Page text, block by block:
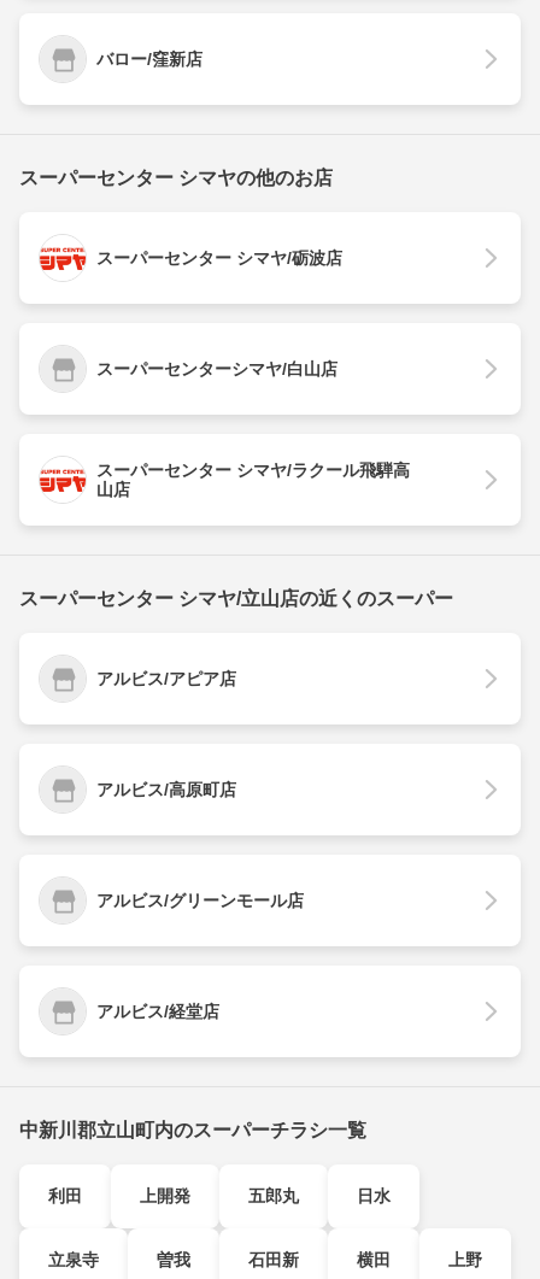
バロー/窪新店
スーパーセンター シマヤの他のお店
スーパーセンター シマヤ/砺波店
スーパーセンターシマヤ/白山店
スーパーセンター シマヤ/ラクール飛騨高
山店
スーパーセンター シマヤ/立山店の近くのスーパー
アルビス/アピア店
アルビス/高原町店
アルビス/グリーンモール店
アルビス/経堂店
中新川郡立山町内のスーパーチラシ一覧
利田 上開発 五郎丸 日水
立泉寺 曽我 石田新 横田 上野